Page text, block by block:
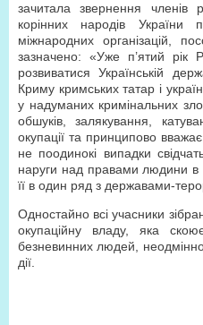
зачитала звернення
корінних народів України
міжнародних організацій,
зазначено: «Уже п’ятий
розвиватися Українській
Криму кримських татар і
у надуманих кримінальних
обшуків, залякування,
окупації та принципово
не поодинокі випадки
наруги над правами людини в
її в один ряд з державами-
Одностайно всі учасники
окупаційну владу, яка
безневинних людей,
дії.